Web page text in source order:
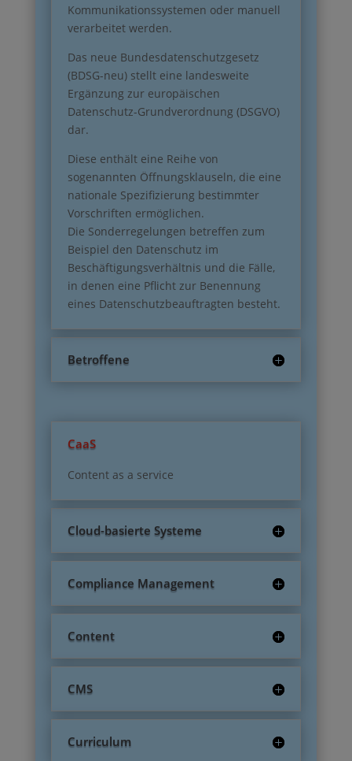
Kommunikationssystemen oder manuell
verarbeitet werden.
Das neue Bundesdatenschutzgesetz
(BDSG-neu) stellt eine landesweite
Ergänzung zur europäischen
Datenschutz-Grundverordnung (DSGVO)
dar.
Diese enthält eine Reihe von
sogenannten Öffnungsklauseln, die eine
nationale Spezifizierung bestimmter
Vorschriften ermöglichen.
Die Sonderregelungen betreffen zum
Beispiel den Datenschutz im
Beschäftigungsverhältnis und die Fälle,
in denen eine Pflicht zur Benennung
eines Datenschutzbeauftragten besteht.
Betroffene
CaaS
Content as a service
Cloud-basierte Systeme
Compliance Management
Content
CMS
Curriculum